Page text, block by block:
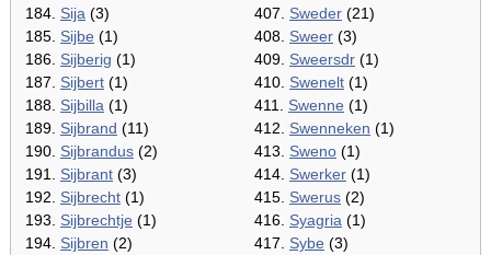
184. Sija (3)
185. Sijbe (1)
186. Sijberig (1)
187. Sijbert (1)
188. Sijbilla (1)
189. Sijbrand (11)
190. Sijbrandus (2)
191. Sijbrant (3)
192. Sijbrecht (1)
193. Sijbrechtje (1)
194. Sijbren (2)
407. Sweder (21)
408. Sweer (3)
409. Sweersdr (1)
410. Swenelt (1)
411. Swenne (1)
412. Swenneken (1)
413. Sweno (1)
414. Swerker (1)
415. Swerus (2)
416. Syagria (1)
417. Sybe (3)